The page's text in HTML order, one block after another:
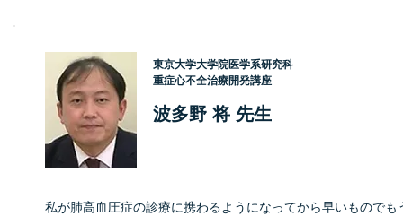
東京大学大学院医学系研究科
重症心不全治療開発講座
波多野 将 先生
私が肺高血圧症の診療に携わるようになってから早いものでも